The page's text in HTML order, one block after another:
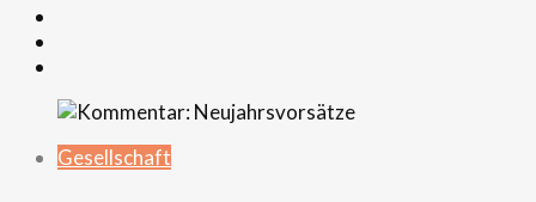
Gesellschaft